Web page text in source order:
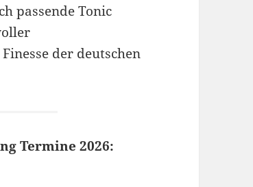
passende Tonic
der deutschen
Termine 2026: